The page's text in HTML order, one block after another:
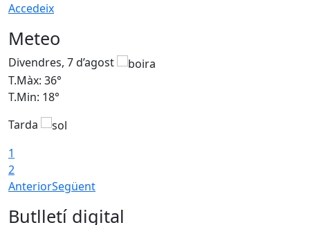
Accedeix
Meteo
Divendres, 7 d’agost
T.Màx: 36°
T.Min: 18°
Tarda
1
2
AnteriorSegüent
Butlletí digital